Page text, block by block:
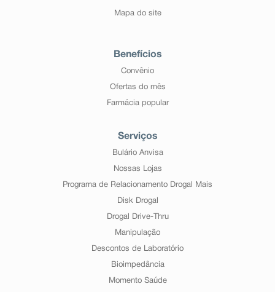
Mapa do site
Benefícios
Convênio
Ofertas do mês
Farmácia popular
Serviços
Bulário Anvisa
Nossas Lojas
Programa de Relacionamento Drogal Mais
Disk Drogal
Drogal Drive-Thru
Manipulação
Descontos de Laboratório
Bioimpedância
Momento Saúde